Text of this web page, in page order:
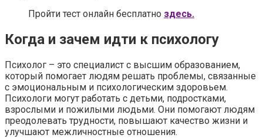
Пройти тест онлайн бесплатно здесь.
Когда и зачем идти к психологу
Психолог – это специалист с высшим образованием,
который помогает людям решать проблемы, связанные
с эмоциональным и психологическим здоровьем.
Психологи могут работать с детьми, подростками,
взрослыми и пожилыми людьми. Они помогают людям
преодолевать трудности, повышают качество жизни и
улучшают межличностные отношения.